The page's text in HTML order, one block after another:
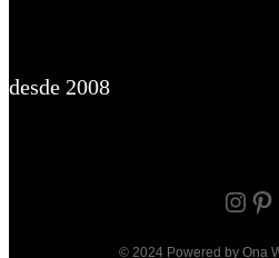
desde 2008
Instagram Pinterest
© 2024 Powered by Ona